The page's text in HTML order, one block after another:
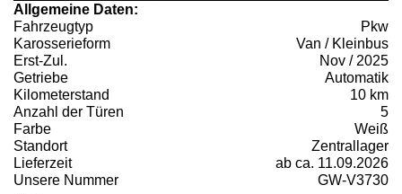
Allgemeine Daten:
Fahrzeugtyp
Pkw
Karosserieform
Van / Kleinbus
Erst-Zul.
Nov / 2025
Getriebe
Automatik
Kilometerstand
10 km
Anzahl der Türen
5
Farbe
Weiß
Standort
Zentrallager
Lieferzeit
ab ca. 11.09.2026
Unsere Nummer
GW-V3730